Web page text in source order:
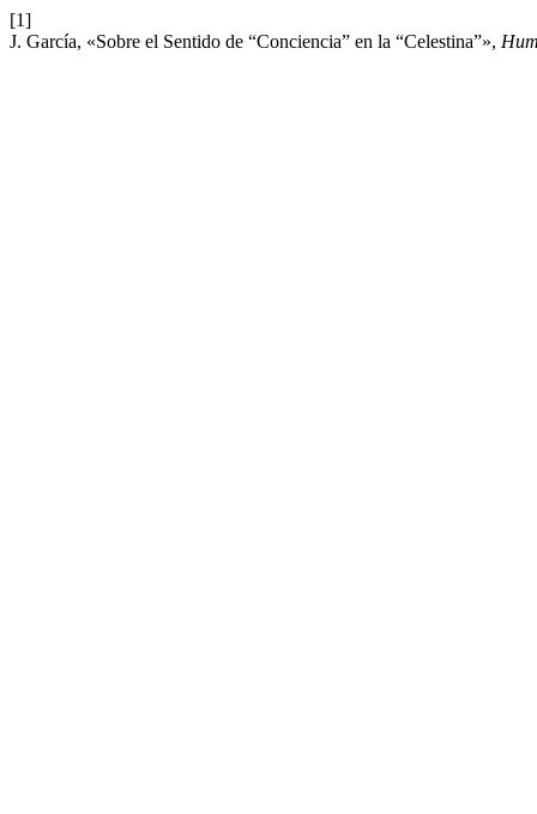
[1]
J. García, «Sobre el Sentido de “Conciencia” en la “Celestina”»,